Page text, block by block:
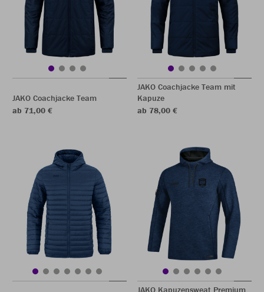
JAKO Coachjacke Team
ab 71,00 €
JAKO Coachjacke Team mit
Kapuze
ab 78,00 €
JAKO Kapuzensweat Premium